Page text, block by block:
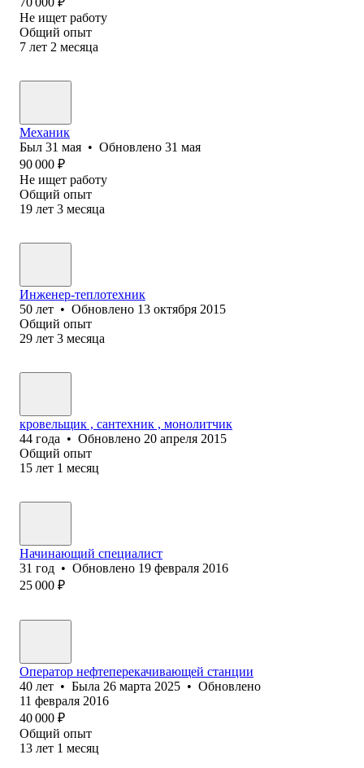
Не ищет работу
Общий опыт
7 лет 2 месяца
Механик
Был 31 мая • Обновлено 31 мая
90 000 ₽
Не ищет работу
Общий опыт
19 лет 3 месяца
Инженер-теплотехник
50 лет • Обновлено 13 октября 2015
Общий опыт
29 лет 3 месяца
кровельщик , сантехник , монолитчик
44 года • Обновлено 20 апреля 2015
Общий опыт
15 лет 1 месяц
Начинающий специалист
31 год • Обновлено 19 февраля 2016
25 000 ₽
Оператор нефтеперекачивающей станции
40 лет • Была 26 марта 2025 • Обновлено
11 февраля 2016
40 000 ₽
Общий опыт
13 лет 1 месяц